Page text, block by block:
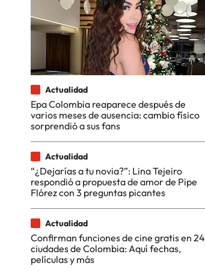
Actualidad
Epa Colombia reaparece después de
varios meses de ausencia: cambio físico
sorprendió a sus fans
Actualidad
“¿Dejarías a tu novia?”: Lina Tejeiro
respondió a propuesta de amor de Pipe
Flórez con 3 preguntas picantes
Actualidad
Confirman funciones de cine gratis en 24
ciudades de Colombia: Aquí fechas,
películas y más